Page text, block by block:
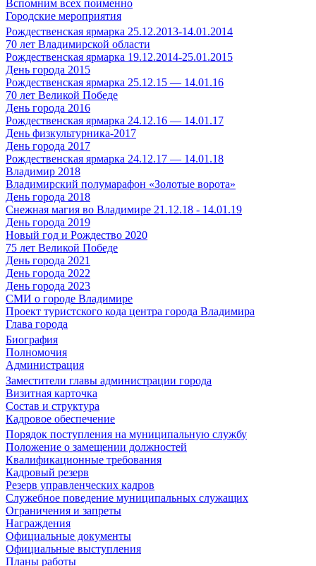
Вспомним всех поименно
Городские мероприятия
Рождественская ярмарка 25.12.2013-14.01.2014
70 лет Владимирской области
Рождественская ярмарка 19.12.2014-25.01.2015
День города 2015
Рождественская ярмарка 25.12.15 — 14.01.16
70 лет Великой Победе
День города 2016
Рождественская ярмарка 24.12.16 — 14.01.17
День физкультурника-2017
День города 2017
Рождественская ярмарка 24.12.17 — 14.01.18
Владимир 2018
Владимирский полумарафон «Золотые ворота»
День города 2018
Снежная магия во Владимире 21.12.18 - 14.01.19
День города 2019
Новый год и Рождество 2020
75 лет Великой Победе
День города 2021
День города 2022
День города 2023
СМИ о городе Владимире
Проект туристского кода центра города Владимира
Глава города
Биография
Полномочия
Администрация
Заместители главы администрации города
Визитная карточка
Состав и структура
Кадровое обеспечение
Порядок поступления на муниципальную службу
Положение о замещении должностей
Квалификационные требования
Кадровый резерв
Резерв управленческих кадров
Служебное поведение муниципальных служащих
Ограничения и запреты
Награждения
Официальные документы
Официальные выступления
Планы работы